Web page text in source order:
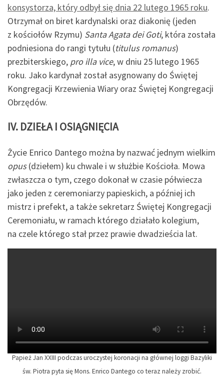
konsystorza, który odbył się dnia 22 lutego 1965 roku.
Otrzymał on biret kardynalski oraz diakonię (jeden
z kościołów Rzymu) Santa Agata dei Goti, która została
podniesiona do rangi tytułu (titulus romanus)
prezbiterskiego, pro illa vice, w dniu 25 lutego 1965
roku. Jako kardynał został asygnowany do Świętej
Kongregacji Krzewienia Wiary oraz Świętej Kongregacji
Obrzędów.
IV. DZIEŁA I OSIĄGNIĘCIA
Życie Enrico Dantego można by nazwać jednym wielkim
opus(dziełem) ku chwale i w służbie Kościoła. Mowa
zwłaszcza o tym, czego dokonał w czasie półwiecza
jako jeden z ceremoniarzy papieskich, a później ich
mistrz i prefekt, a także sekretarz Świętej Kongregacji
Ceremoniału, w ramach którego działało kolegium,
na czele którego stał przez prawie dwadzieścia lat.
Papież Jan XXIII podczas uroczystej koronacji na głównej loggi Bazyliki
św. Piotra pyta się Mons. Enrico Dantego co teraz należy zrobić.